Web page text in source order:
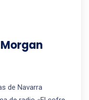
de Navarra